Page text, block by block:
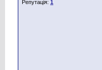
Репутація: 1